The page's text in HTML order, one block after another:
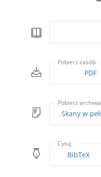
Pobierz zasób
PDF
Pobierz archiwa
Cytuj
BibTeX